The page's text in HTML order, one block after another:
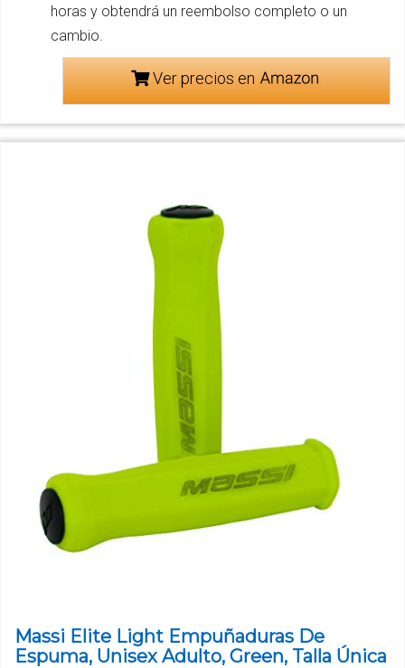
horas y obtendrá un reembolso completo o un
cambio.
Ver precios en
Massi Elite Light Empuñaduras De
Espuma, Unisex Adulto, Green, Talla Única